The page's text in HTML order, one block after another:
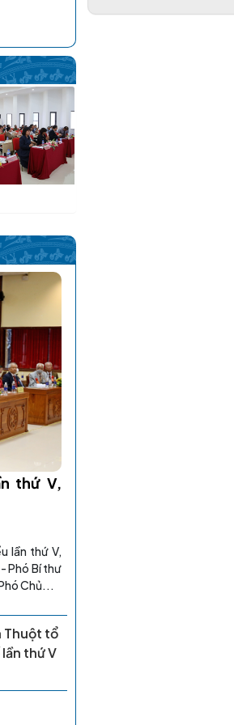
thứ V,
lần thứ V,
Phó Bí thư
Chủ...
Thuột tổ
thứ V